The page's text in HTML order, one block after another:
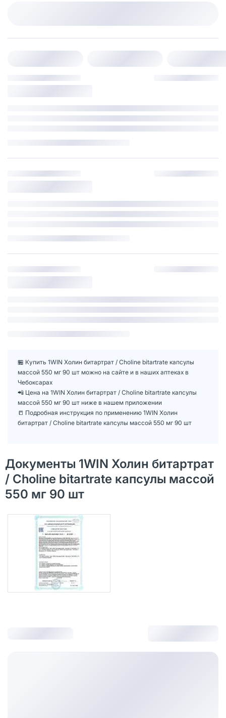
🏪 Купить 1WIN Холин битартрат / Choline bitartrate капсулы
массой 550 мг 90 шт можно на сайте и в наших аптеках в
Чебоксарах
📲 Цена на 1WIN Холин битартрат / Choline bitartrate капсулы
массой 550 мг 90 шт ниже в нашем приложении
📒 Подробная инструкция по применению 1WIN Холин
битартрат / Choline bitartrate капсулы массой 550 мг 90 шт
Документы 1WIN Холин битартрат
/ Choline bitartrate капсулы массой
550 мг 90 шт